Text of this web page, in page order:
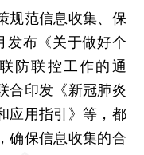
范信息收集、保
发布《关于做好个
防联控工作的通
合印发《新冠肺炎
应用指引》等，都
确保信息收集的合